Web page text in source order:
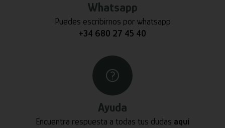
Whatsapp
Puedes escribirnos por whatsapp
+34 680 27 45 40
Ayuda
Encuentra respuesta a todas tus dudas aquí